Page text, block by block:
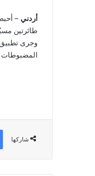
أردني –
طائرتين
وجرى تطبيق
المضبوطات
شاركها